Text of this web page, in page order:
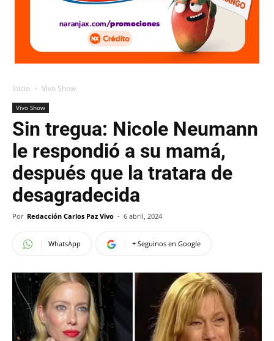
Inicio Vivo Show
Vivo Show
Sin tregua: Nicole Neumann
le respondió a su mamá,
después que la tratara de
desagradecida
Por Redacción Carlos Paz Vivo - 6 abril, 2024
WhatsApp + Seguinos en Google